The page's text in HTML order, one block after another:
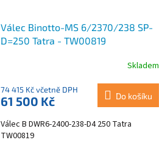
Válec Binotto-MS 6/2370/238 SP-
D=250 Tatra - TW00819
Skladem
74 415 Kč včetně DPH
61 500 Kč Do košíku
Válec B DWR6-2400-238-D4 250 Tatra
TW00819